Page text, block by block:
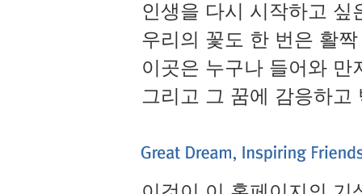
인생을 다시 시작하고 싶
우리의 꽃도 한 번은 활
이곳은 누구나 들어와
그리고 그 꿈에 감응하